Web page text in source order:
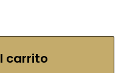
carrito